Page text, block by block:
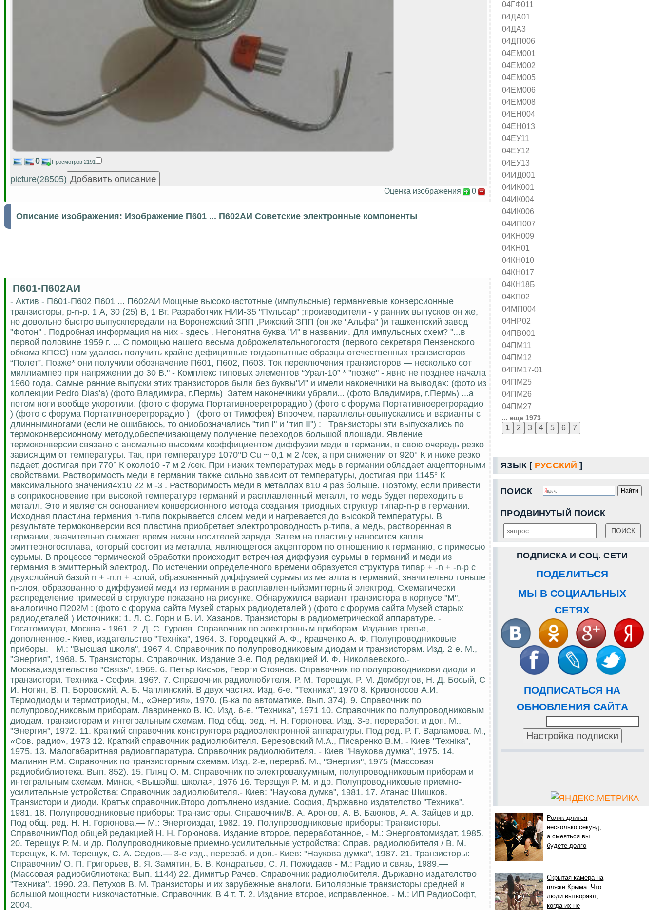
04ГФ011
04ДА01
04ДА3
04ДП006
04ЕМ001
04ЕМ002
04ЕМ005
04ЕМ006
04ЕМ008
04ЕН004
04ЕН013
04ЕУ11
04ЕУ12
04ЕУ13
04ИД001
04ИК001
04ИК004
04ИК006
04ИП007
04КН009
04КН01
04КН010
04КН017
04КН18Б
04КП02
04МП004
04НР02
04ПВ001
04ПМ11
04ПМ12
04ПМ17-01
04ПМ25
04ПМ26
04ПМ27
... еще 1973
ЯЗЫК [ РУССКИЙ ]
ПОИСК
ПРОДВИНУТЫЙ ПОИСК
ПОДПИСКА И СОЦ. СЕТИ
ПОДЕЛИТЬСЯ
МЫ В СОЦИАЛЬНЫХ
СЕТЯХ
ПОДПИСАТЬСЯ НА
ОБНОВЛЕНИЯ САЙТА
Ролик длится
несколько секунд,
а смеяться вы
будете долго
Скрытая камера на
пляже Крыма: Что
люди вытворяют,
когда их не
0 Просмотров 2191
picture(28505)
Оценка изображения 0
Описание изображения: Изображение П601 ... П602АИ Советские электронные компоненты
П601-П602АИ
- Актив - П601-П602 П601 ... П602АИ Мощные высокочастотные (импульсные) германиевые конверсионные
транзисторы, p-n-p. 1 А, 30 (25) В, 1 Вт. Разработчик НИИ-35 "Пульсар" ;производители - у ранних выпусков он же,
но довольно быстро выпускпередали на Воронежский ЗПП ,Рижский ЗПП (он же "Альфа" )и ташкентский завод
"Фотон" . Подробная информация на них - здесь . Непонятна буква "И" в названии. Для импульсных схем? "...в
первой половине 1959 г. ... С помощью нашего весьма доброжелательногогостя (первого секретаря Пензенского
обкома КПСС) нам удалось получить крайне дефицитные тогдаопытные образцы отечественных транзисторов
“Полет”. Позже* они получили обозначение П601, П602, П603. Ток переключения транзисторов — несколько сот
миллиампер при напряжении до 30 В." - Комплекс типовых элементов “Урал-10” * "позже" - явно не позднее начала
1960 года. Самые ранние выпуски этих транзисторов были без буквы"И" и имели наконечники на выводах: (фото из
коллекции Pedro Dias'а) (фото Владимира, г.Пермь) Затем наконечники убрали... (фото Владимира, г.Пермь) ...а
потом ноги вообще укоротили. (фото с форума Портативноеретрорадио ) (фото с форума Портативноеретрорадио
) (фото с форума Портативноеретрорадио ) (фото от Тимофея) Впрочем, параллельновыпускались и варианты с
длинныминогами (если не ошибаюсь, то ониобозначались "тип I" и "тип II") : Транзисторы эти выпускались по
термоконверсионному методу,обеспечивающему получение переходов большой площади. Явление
термоконверсии связано с аномально высоким коэффициентом диффузии меди в германии, в свою очередь резко
зависящим от температуры. Так, при температуре 1070°D Cu ~ 0,1 м 2 /сек, а при снижении от 920° К и ниже резко
падает, достигая при 770° К около10 -7 м 2 /сек. При низких температурах медь в германии обладает акцепторными
свойствами. Растворимость меди в германии также сильно зависит от температуры, достигая при 1145° К
максимального значения4х10 22 м -3 . Растворимость меди в металлах в10 4 раз больше. Поэтому, если привести
в соприкосновение при высокой температуре германий и расплавленный металл, то медь будет переходить в
металл. Это и является основанием конверсионного метода создания триодных структур типаp-n-p в германии.
Исходная пластина германия n-типа покрывается слоем меди и нагревается до высокой температуры. В
результате термоконверсии вся пластина приобретает электропроводность р-типа, а медь, растворенная в
германии, значительно снижает время жизни носителей заряда. Затем на пластину наносится капля
эмиттерногосплава, который состоит из металла, являющегося акцептором по отношению к германию, с примесью
сурьмы. В процессе термической обработки происходит встречная диффузия сурьмы в германий и меди из
германия в эмиттерный электрод. По истечении определенного времени образуется структура типаp + -n + -n-p с
двухслойной базой n + -n.n + -слой, образованный диффузией сурьмы из металла в германий, значительно тоньше
n-слоя, образованного диффузией меди из германия в расплавленныйэмиттерный электрод. Схематически
распределение примесей в структуре показано на рисунке. Обнаружился вариант транзистора в корпусе "М",
аналогично П202М : (фото c форума сайта Музей старых радиодеталей ) (фото c форума сайта Музей старых
радиодеталей ) Источники: 1. Л. С. Горн и Б. И. Хазанов. Транзисторы в радиометрической аппаратуре. -
Госатомиздат, Москва - 1961. 2. Д. С. Гурлев. Справочник по электронным приборам. Издание третье,
дополненное.- Киев, издательство "Технiка", 1964. 3. Городецкий А. Ф., Кравченко А. Ф. Полупроводниковые
приборы. - М.: "Высшая школа", 1967 4. Справочник по полупроводниковым диодам и транзисторам. Изд. 2-е. М.,
"Энергия", 1968. 5. Транзисторы. Справочник. Издание 3-е. Под редакцией И. Ф. Николаевского.-
Москва,издательство "Связь", 1969. 6. Петър Кисьов, Георги Стоянов. Справочник по полупроводникови диоди и
транзистори. Техника - София, 196?. 7. Справочник радиолюбителя. Р. М. Терещук, Р. М. Домбругов, Н. Д. Босый, С
И. Ногин, В. П. Боровский, А. Б. Чаплинский. В двух частях. Изд. 6-е. "Техника", 1970 8. Кривоносов А.И.
Термодиоды и термотриоды, М., «Энергия», 1970. (Б-ка по автоматике. Вып. 374). 9. Справочник по
полупроводниковым приборам. Лавриненко В. Ю. Изд. 6-е. "Техника", 1971 10. Справочник по полупроводниковым
диодам, транзисторам и интегральным схемам. Под общ. ред. Н. Н. Горюнова. Изд. 3-е, переработ. и доп. М.,
"Энергия", 1972. 11. Краткий справочник конструктора радиоэлектронной аппаратуры. Под ред. Р. Г. Варламова. М.,
«Сов. радио», 1973 12. Краткий справочник радиолюбителя. Березовский М.А., Писаренко В.М. - Киев "Технiка",
1975. 13. Малогабаритная радиоаппаратура. Справочник радиолюбителя. - Киев "Наукова думка", 1975. 14.
Малинин Р.М. Справочник по транзисторным схемам. Изд. 2-е, перераб. М., "Энергия", 1975 (Массовая
радиобиблиотека. Вып. 852). 15. Пляц О. М. Справочник по электровакуумным, полупроводниковым приборам и
интегральным схемам. Минск, <Вышэйш. школа>, 1976 16. Терещук Р. М. и др. Полупроводниковые приемно-
усилительные устройства: Справочник радиолюбителя.- Киев: "Наукова думка", 1981. 17. Атанас Шишков.
Транзистори и диоди. Кратък справочник.Второ допълнено издание. София, Държавно издателство "Техника".
1981. 18. Полупроводниковые приборы: Транзисторы. Справочник/В. А. Аронов, А. В. Баюков, А. А. Зайцев и др.
Под общ. ред. Н. Н. Горюнова,— М.: Энергоиздат, 1982. 19. Полупроводниковые приборы: Транзисторы.
Справочник/Под общей редакцией Н. Н. Горюнова. Издание второе, переработанное, - М.: Энергоатомиздат, 1985.
20. Терещук Р. М. и др. Полупроводниковые приемно-усилительные устройства: Справ. радиолюбителя / В. М.
Терещук, К. М. Терещук, С. А. Седов.— 3-е изд., перераб. и доп.- Киев: "Наукова думка", 1987. 21. Транзисторы:
Справочник/ О. П. Григорьев, В. Я. Замятин, Б. В. Кондратьев, С. Л. Пожидаев - М.: Радио и связь, 1989.—
(Массовая радиобиблиотека; Вып. 1144) 22. Димитър Рачев. Справочник радиолюбителя. Държавно издателство
"Техника". 1990. 23. Петухов В. М. Транзисторы и их зарубежные аналоги. Биполярные транзисторы средней и
большой мощности низкочастотные. Справочник. В 4 т. Т. 2. Издание второе, исправленное. - М.: ИП РадиоСофт,
2004.